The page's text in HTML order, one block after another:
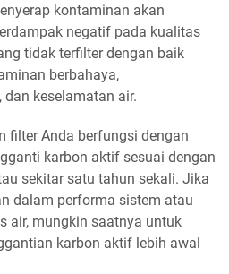
kontaminan akan
negatif pada kualitas
tidak terfilter dengan baik
berbahaya,
dan keselamatan air.
filter Anda berfungsi dengan
karbon aktif sesuai dengan
sekitar satu tahun sekali. Jika
dalam performa sistem atau
air, mungkin saatnya untuk
karbon aktif lebih awal